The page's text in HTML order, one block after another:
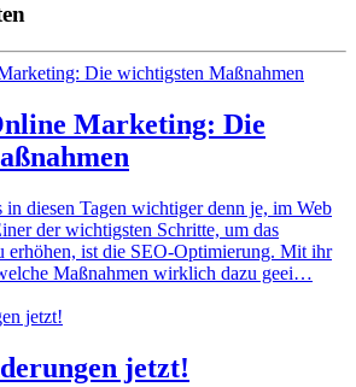
Marketing: Die
in diesen Tagen wichtiger denn je, im Web
der wichtigsten Schritte, um das
erhöhen, ist die SEO-Optimierung. Mit ihr
Maßnahmen wirklich dazu geei…
jetzt!